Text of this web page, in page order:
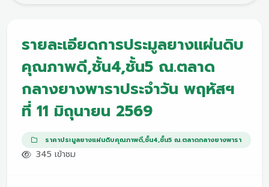
รายละเอียดการประมูลยางแผ่นดิบ
คุณภาพดี,ชั้น4,ชั้น5 ณ.ตลาด
กลางยางพาราประจำวัน พฤหัสฯ
ที่ 11 มิถุนายน 2569
ราคาประมูลยางแผ่นดิบคุณภาพดี,ชั้น4,ชั้น5 ณ.ตลาดกลางยางพารา
345 เข้าชม